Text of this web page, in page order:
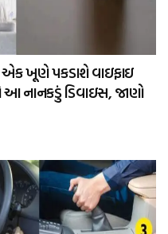
ખૂણે પકડાશે વાઇફાઇ
આ નાનકડું ડિવાઇસ, જાણો